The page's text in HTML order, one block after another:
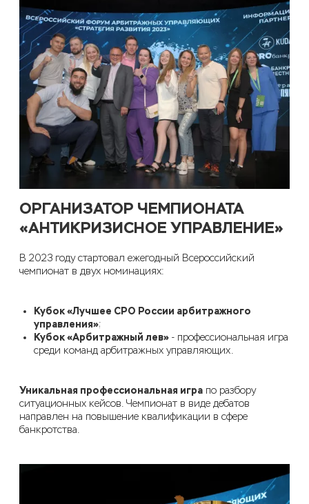
ОРГАНИЗАТОР ЧЕМПИОНАТА
«АНТИКРИЗИСНОЕ УПРАВЛЕНИЕ»
В 2023 году стартовал ежегодный Всероссийский
чемпионат в двух номинациях:
Кубок «Лучшее СРО России арбитражного
управления»;
Кубок «Арбитражный лев» - профессиональная игра
среди команд арбитражных управляющих.
Уникальная профессиональная игра по разбору
ситуационных кейсов. Чемпионат в виде дебатов
направлен на повышение квалификации в сфере
банкротства.